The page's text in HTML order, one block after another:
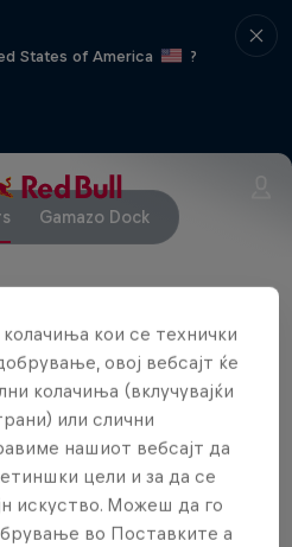
States of America
?
Gamazo Dock
повеќе од Red Bull
кои се технички
овој вебсајт ќе
колачиња (вклучувајќи
или слични
нашиот вебсајт да
цели и за да се
искуство. Можеш да го
во Поставките а